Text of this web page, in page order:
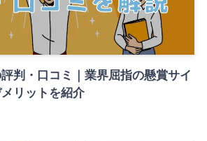
判・口コミ｜業界屈指の懸賞サイ
リットを紹介